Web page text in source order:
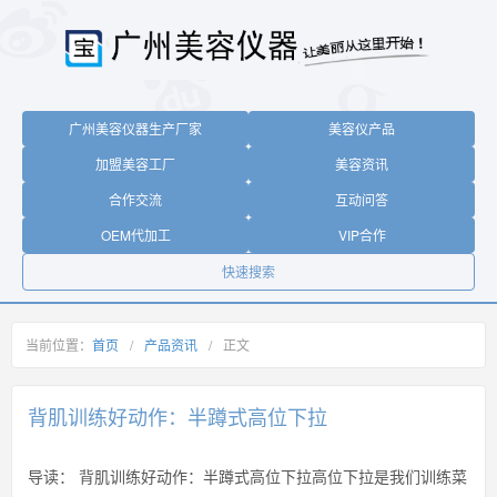
广州美容仪器生产厂家
美容仪产品
加盟美容工厂
美容资讯
合作交流
互动问答
OEM代加工
VIP合作
快速搜索
当前位置： 首页 / 产品资讯 / 正文
背肌训练好动作：半蹲式高位下拉
导读： 背肌训练好动作：半蹲式高位下拉高位下拉是我们训练菜